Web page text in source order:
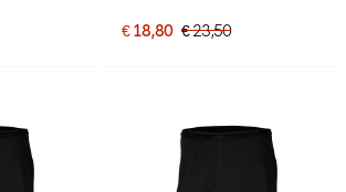
€ 18,80 € 23,50